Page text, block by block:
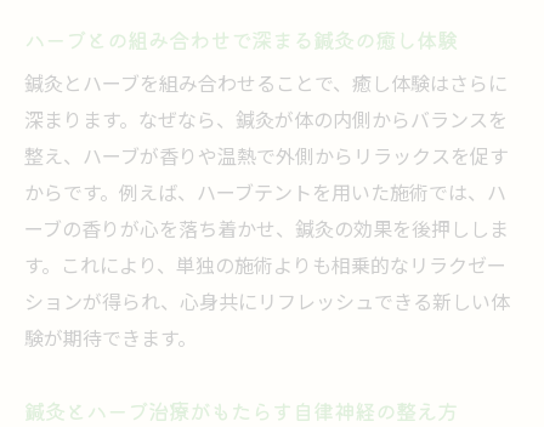
ハーブとの組み合わせで深まる鍼灸の癒し体験
鍼灸とハーブを組み合わせることで、癒し体験はさらに
深まります。なぜなら、鍼灸が体の内側からバランスを
整え、ハーブが香りや温熱で外側からリラックスを促す
からです。例えば、ハーブテントを用いた施術では、ハ
ーブの香りが心を落ち着かせ、鍼灸の効果を後押ししま
す。これにより、単独の施術よりも相乗的なリラクゼー
ションが得られ、心身共にリフレッシュできる新しい体
験が期待できます。
鍼灸とハーブ治療がもたらす自律神経の整え方